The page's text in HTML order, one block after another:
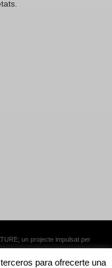
un projecte impulsat per
para ofrecerte una